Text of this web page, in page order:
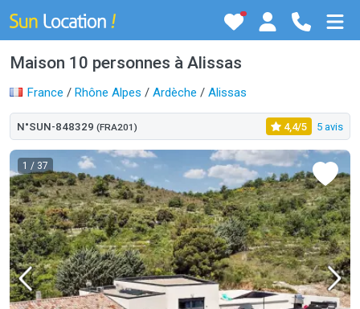
Maison 10 personnes à Alissas
France / Rhône Alpes / Ardèche / Alissas
N°SUN-848329 (FRA201) 4,4/5 5 avis
1 / 37